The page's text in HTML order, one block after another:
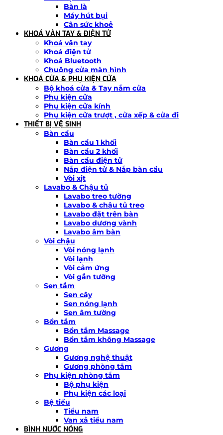
Bàn là
Máy hút bụi
Cân sức khoẻ
KHOÁ VÂN TAY & ĐIỆN TỬ
Khoá vân tay
Khoá điện tử
Khoá Bluetooth
Chuông cửa màn hình
KHOÁ CỬA & PHỤ KIỆN CỬA
Bộ khoá cửa & Tay nắm cửa
Phụ kiện cửa
Phụ kiện cửa kính
Phụ kiện cửa trượt , cửa xếp & cửa đi
THIẾT BỊ VỆ SINH
Bàn cầu
Bàn cầu 1 khối
Bàn cầu 2 khối
Bàn cầu điện tử
Nắp điện tử & Nắp bàn cầu
Vòi xịt
Lavabo & Chậu tủ
Lavabo treo tường
Lavabo & chậu tủ treo
Lavabo đặt trên bàn
Lavabo dương vành
Lavabo âm bàn
Vòi chậu
Vòi nóng lạnh
Vòi lạnh
Vòi cảm ứng
Vòi gắn tường
Sen tắm
Sen cây
Sen nóng lạnh
Sen âm tường
Bồn tắm
Bồn tắm Massage
Bồn tắm không Massage
Gương
Gương nghệ thuật
Gương phòng tắm
Phụ kiện phòng tắm
Bộ phụ kiện
Phụ kiện các loại
Bệ tiểu
Tiểu nam
Van xả tiểu nam
BÌNH NƯỚC NÓNG